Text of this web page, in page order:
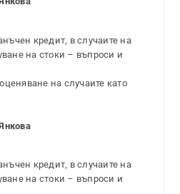
кредит, в случаите на
на стоки – въпроси и
на случаите като
кредит, в случаите на
на стоки – въпроси и